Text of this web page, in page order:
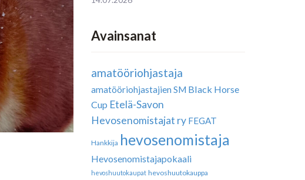
Avainsanat
amatööriohjastaja
amatööriohjastajien SM Black Horse
Cup Etelä-Savon
Hevosenomistajat ry FEGAT
Hankkija hevosenomistaja
Hevosenomistajapokaali
hevoshuutokaupat hevoshuutokauppa